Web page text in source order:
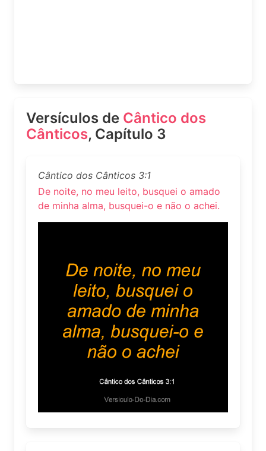
Versículos de Cântico dos
Cânticos, Capítulo 3
Cântico dos Cânticos 3:1
De noite, no meu leito, busquei o amado
de minha alma, busquei-o e não o achei.